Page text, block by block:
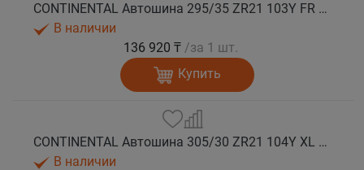
CONTINENTAL Автошина 295/35 ZR21 103Y FR SportContact 7 MGT лето
В наличии
136 920 ₸ /за 1 шт.
Купить
CONTINENTAL Автошина 305/30 ZR21 104Y XL FR SportContact 7 лето
В наличии